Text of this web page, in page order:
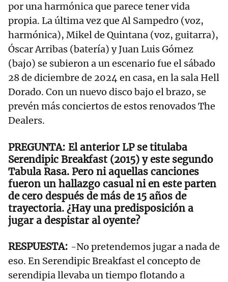
por una harmónica que parece tener vida
propia. La última vez que Al Sampedro (voz,
harmónica), Mikel de Quintana (voz, guitarra),
Óscar Arribas (batería) y Juan Luis Gómez
(bajo) se subieron a un escenario fue el sábado
28 de diciembre de 2024 en casa, en la sala Hell
Dorado. Con un nuevo disco bajo el brazo, se
prevén más conciertos de estos renovados The
Dealers.
El anterior LP se titulaba
Serendipic Breakfast (2015) y este segundo
Tabula Rasa. Pero ni aquellas canciones
fueron un hallazgo casual ni en este parten
de cero después de más de 15 años de
trayectoria. ¿Hay una predisposición a
jugar a despistar al oyente?
-No pretendemos jugar a nada de
eso. En Serendipic Breakfast el concepto de
serendipia llevaba un tiempo flotando a